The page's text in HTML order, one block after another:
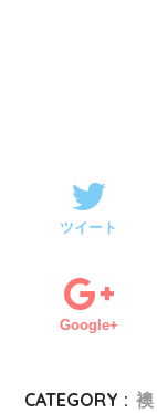
ツイート
Google+
CATEGORY : 襖